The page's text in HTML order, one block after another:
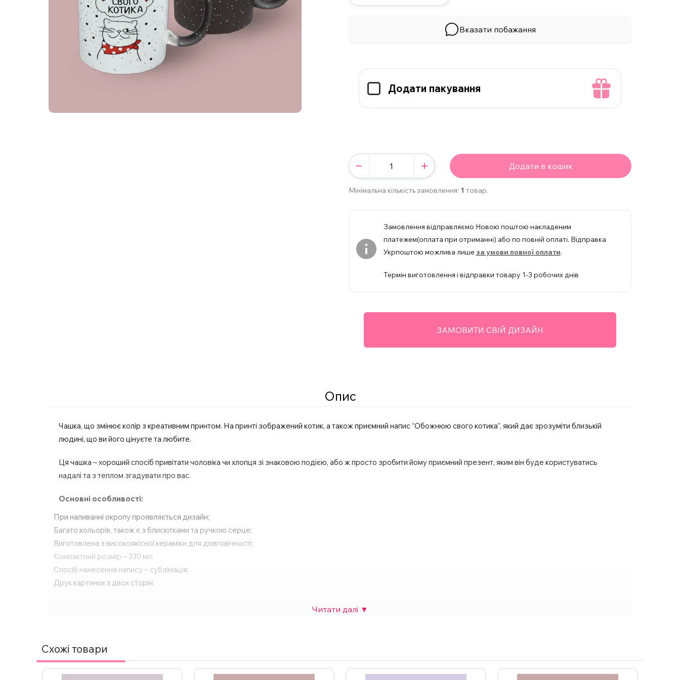
Вказати побажання
Додати пакування
Додати в кошик
Мінімальна кількість замовлення: 1 товар.
Замовлення відправляємо Новою поштою накладеним
платежем(оплата при отриманні) або по повній оплаті. Відправка
Укрпоштою можлива лише за умови повної оплати.
Термін виготовлення і відправки товару 1-3 робочих днів
ЗАМОВИТИ СВІЙ ДИЗАЙН
Опис
Чашка, що змінює колір з креативним принтом. На принті зображений котик, а також приємний напис “Обожнюю свого котика”, який дає зрозуміти близькій
людині, що ви його цінуєте та любите.
Ця чашка – хороший спосіб привітати чоловіка чи хлопця зі знаковою подією, або ж просто зробити йому приємний презент, яким він буде користуватись
надалі та з теплом згадувати про вас.
Основні особливості:
При наливанні окропу проявляється дизайн;
Багато кольорів, також є з блискітками та ручкою серце;
Виготовлена з високоякісної кераміки для довговічності;
Компактний розмір – 330 мл;
Спосіб нанесення напису – сублімація;
Друк картинки з двох сторін;
ВАЖЛИВО!Щоб не пошкодити принт не рекомендується мити чашку в посудомийній машині та нагрівати у мікрохвильовці.
Схожі товари